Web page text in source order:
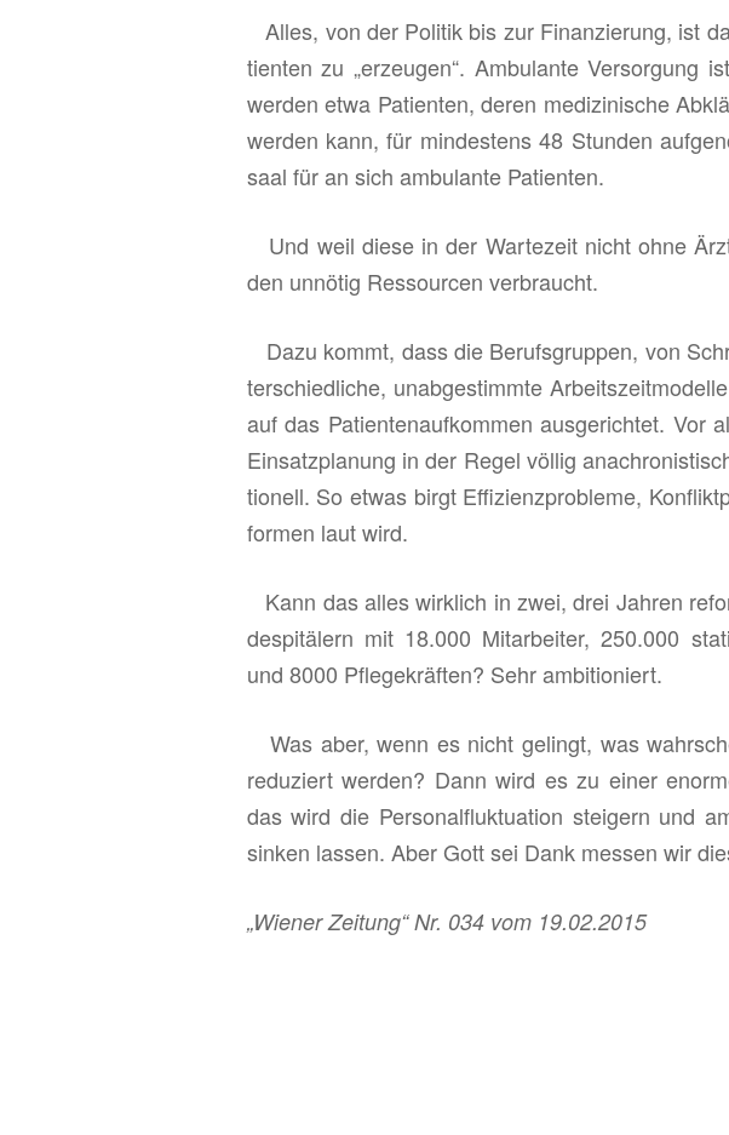
Alles, von der Po­li­tik bis zur Fi­nan­zie­rung, ist
ti­en­ten zu „er­zeu­gen“. Am­bu­lan­te Ver­sor­gung
wer­den etwa Pa­ti­en­ten, deren me­di­zi­ni­sche
wer­den kann, für min­des­tens 48 Stun­den
saal für an sich am­bu­lan­te Pa­ti­en­ten.
Und weil diese in der War­te­zeit nicht ohne
den un­nö­tig Res­sour­cen ver­braucht.
Dazu kommt, dass die Be­rufs­grup­pen, von
ter­schied­li­che, un­ab­ge­stimm­te
auf das Pa­ti­en­ten­auf­kom­men aus­ge­rich­tet. Vor
Ein­satz­pla­nung in der Regel völ­lig
tio­nell. So etwas birgt Ef­fi­zi­enz­pro­ble­me,
for­men laut wird.
Kann das alles wirk­lich in zwei, drei Jah­ren
de­s­pi­tä­lern mit 18.000 Mit­ar­bei­ter, 250.000
und 8000 Pfle­ge­kräf­ten? Sehr am­bi­tio­niert.
Was aber, wenn es nicht ge­lingt, was
re­du­ziert wer­den? Dann wird es zu einer
das wird die Per­so­nal­fluk­tua­ti­on stei­gern und
sin­ken las­sen. Aber Gott sei Dank mes­sen wir
„Wie­ner Zei­tung“ Nr. 034 vom 19.02.2015